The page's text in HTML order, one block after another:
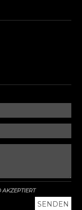
AKZEPTIERT